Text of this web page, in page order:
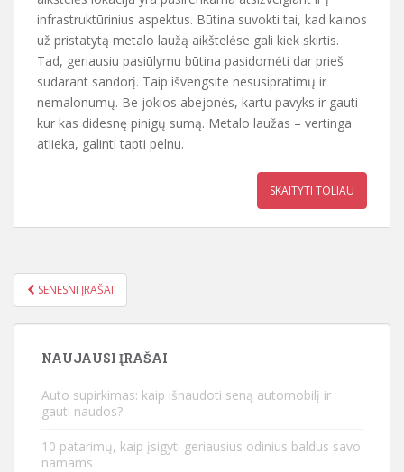
infrastruktūrinius aspektus. Būtina suvokti tai, kad kainos
už pristatytą metalo laužą aikštelėse gali kiek skirtis.
Tad, geriausiu pasiūlymu būtina pasidomėti dar prieš
sudarant sandorį. Taip išvengsite nesusipratimų ir
nemalonumų. Be jokios abejonės, kartu pavyks ir gauti
kur kas didesnę pinigų sumą. Metalo laužas – vertinga
atlieka, galinti tapti pelnu.
SKAITYTI TOLIAU
ĮRAŠŲ NAVIGACIJA
SENESNI ĮRAŠAI
NAUJAUSI ĮRAŠAI
Auto supirkimas: kaip išnaudoti seną automobilį ir
gauti naudos?
10 patarimų, kaip įsigyti geriausius odinius baldus savo
namams